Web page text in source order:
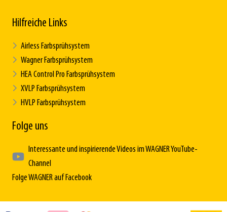
Hilfreiche Links
Airless Farbsprühsystem
Wagner Farbsprühsystem
HEA Control Pro Farbsprühsystem
XVLP Farbsprühsystem
HVLP Farbsprühsystem
Folge uns
Interessante und inspirierende Videos im WAGNER YouTube-
Channel
Folge WAGNER auf Facebook